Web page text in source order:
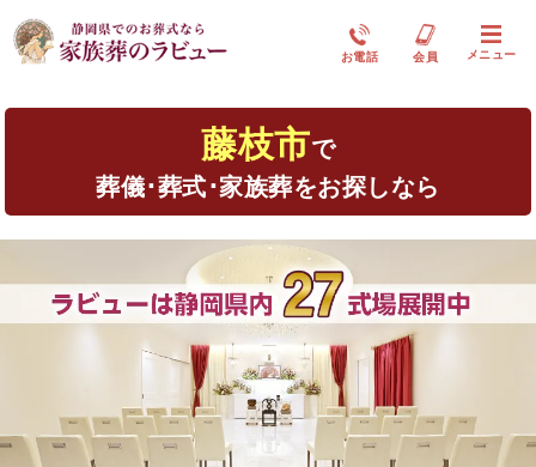
お電話 会員 メニュー
藤枝市で
葬儀･葬式･家族葬をお探しなら